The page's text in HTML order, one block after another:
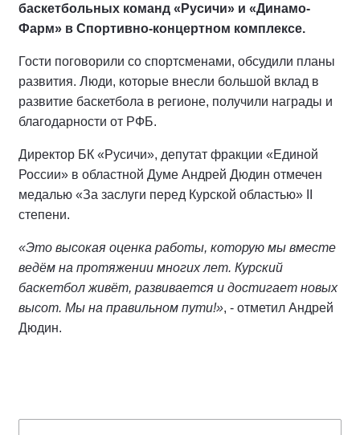
баскетбольных команд «Русичи» и «Динамо-
Фарм» в Спортивно-концертном комплексе.
Гости поговорили со спортсменами, обсудили планы
развития. Люди, которые внесли большой вклад в
развитие баскетбола в регионе, получили награды и
благодарности от РФБ.
Директор БК «Русичи», депутат фракции «Единой
России» в областной Думе Андрей Дюдин отмечен
медалью «За заслуги перед Курской областью» II
степени.
«Это высокая оценка работы, которую мы вместе
ведём на протяжении многих лет. Курский
баскетбол живёт, развивается и достигает новых
высот. Мы на правильном пути!», - отметил Андрей
Дюдин.